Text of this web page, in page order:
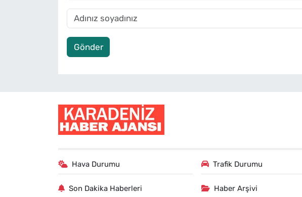
Gönder
Hava Durumu Trafik Durumu
Son Dakika Haberleri Haber Arşivi